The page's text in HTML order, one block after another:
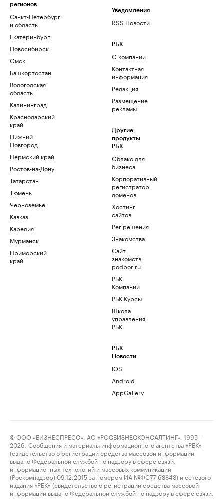
регионов
Санкт-Петербург
и область
Екатеринбург
Новосибирск
Омск
Башкортостан
Вологодская
область
Калининград
Краснодарский
край
Нижний
Новгород
Пермский край
Ростов-на-Дону
Татарстан
Тюмень
Черноземье
Кавказ
Карелия
Мурманск
Приморский
край
Уведомления
RSS Новости
РБК
О компании
Контактная
информация
Редакция
Размещение
рекламы
Другие
продукты
РБК
Облако для
бизнеса
Корпоративный
регистратор
доменов
Хостинг
сайтов
Рег.решения
Знакомства
Сайт
знакомств
podbor.ru
РБК
Компании
РБК Курсы
Школа
управления
РБК
РБК
Новости
iOS
Android
AppGallery
© ООО «БИЗНЕСПРЕСС», АО «РОСБИЗНЕСКОНСАЛТИНГ», 1995–
2026. Сообщения и материалы информационного агентства «РБК»
(свидетельство о регистрации средства массовой информации
выдано Федеральной службой по надзору в сфере связи,
информационных технологий и массовых коммуникаций
(Роскомнадзор) 09.12.2015 за номером ИА №ФС77-63848) и сетевого
издания «РБК» (свидетельство о регистрации средства массовой
информации выдано Федеральной службой по надзору в сфере связи,